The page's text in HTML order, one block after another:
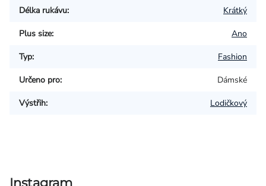
Délka rukávu: Krátký
Plus size: Ano
Typ: Fashion
Určeno pro: Dámské
Výstřih: Lodičkový
Instagram